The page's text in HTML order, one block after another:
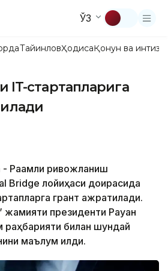
ЎЗ
ТайинловҲодисаҚонун ва
IT-стартапларига
Рақамли ривожланиш
Bridge лойиҳаси доирасида
грант ажратилади.
жамияти президенти Рауан
раҳбарияти билан шундай
маълум қилди.